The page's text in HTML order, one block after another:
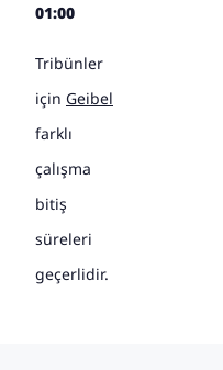
01:00
Tribünler
için Geibel
farklı
çalışma
bitiş
süreleri
geçerlidir.